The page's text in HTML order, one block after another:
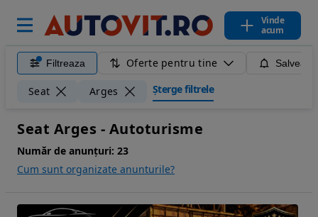
Vinde
acum
Filtreaza Oferte pentru tine
Seat Arges Șterge filtrele
Seat Arges - Autoturisme
Număr de anunțuri: 23
Cum sunt organizate anunturile?